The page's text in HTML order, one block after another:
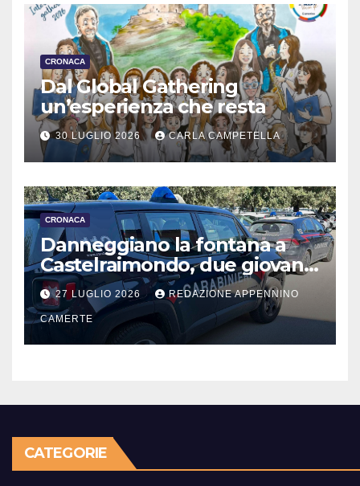
CRONACA
Dal Global Gathering
un’esperienza che resta
30 LUGLIO 2026 CARLA CAMPETELLA
CRONACA
Danneggiano la fontana a
Castelraimondo, due giovani
denunciati
27 LUGLIO 2026 REDAZIONE APPENNINO
CAMERTE
CATEGORIE